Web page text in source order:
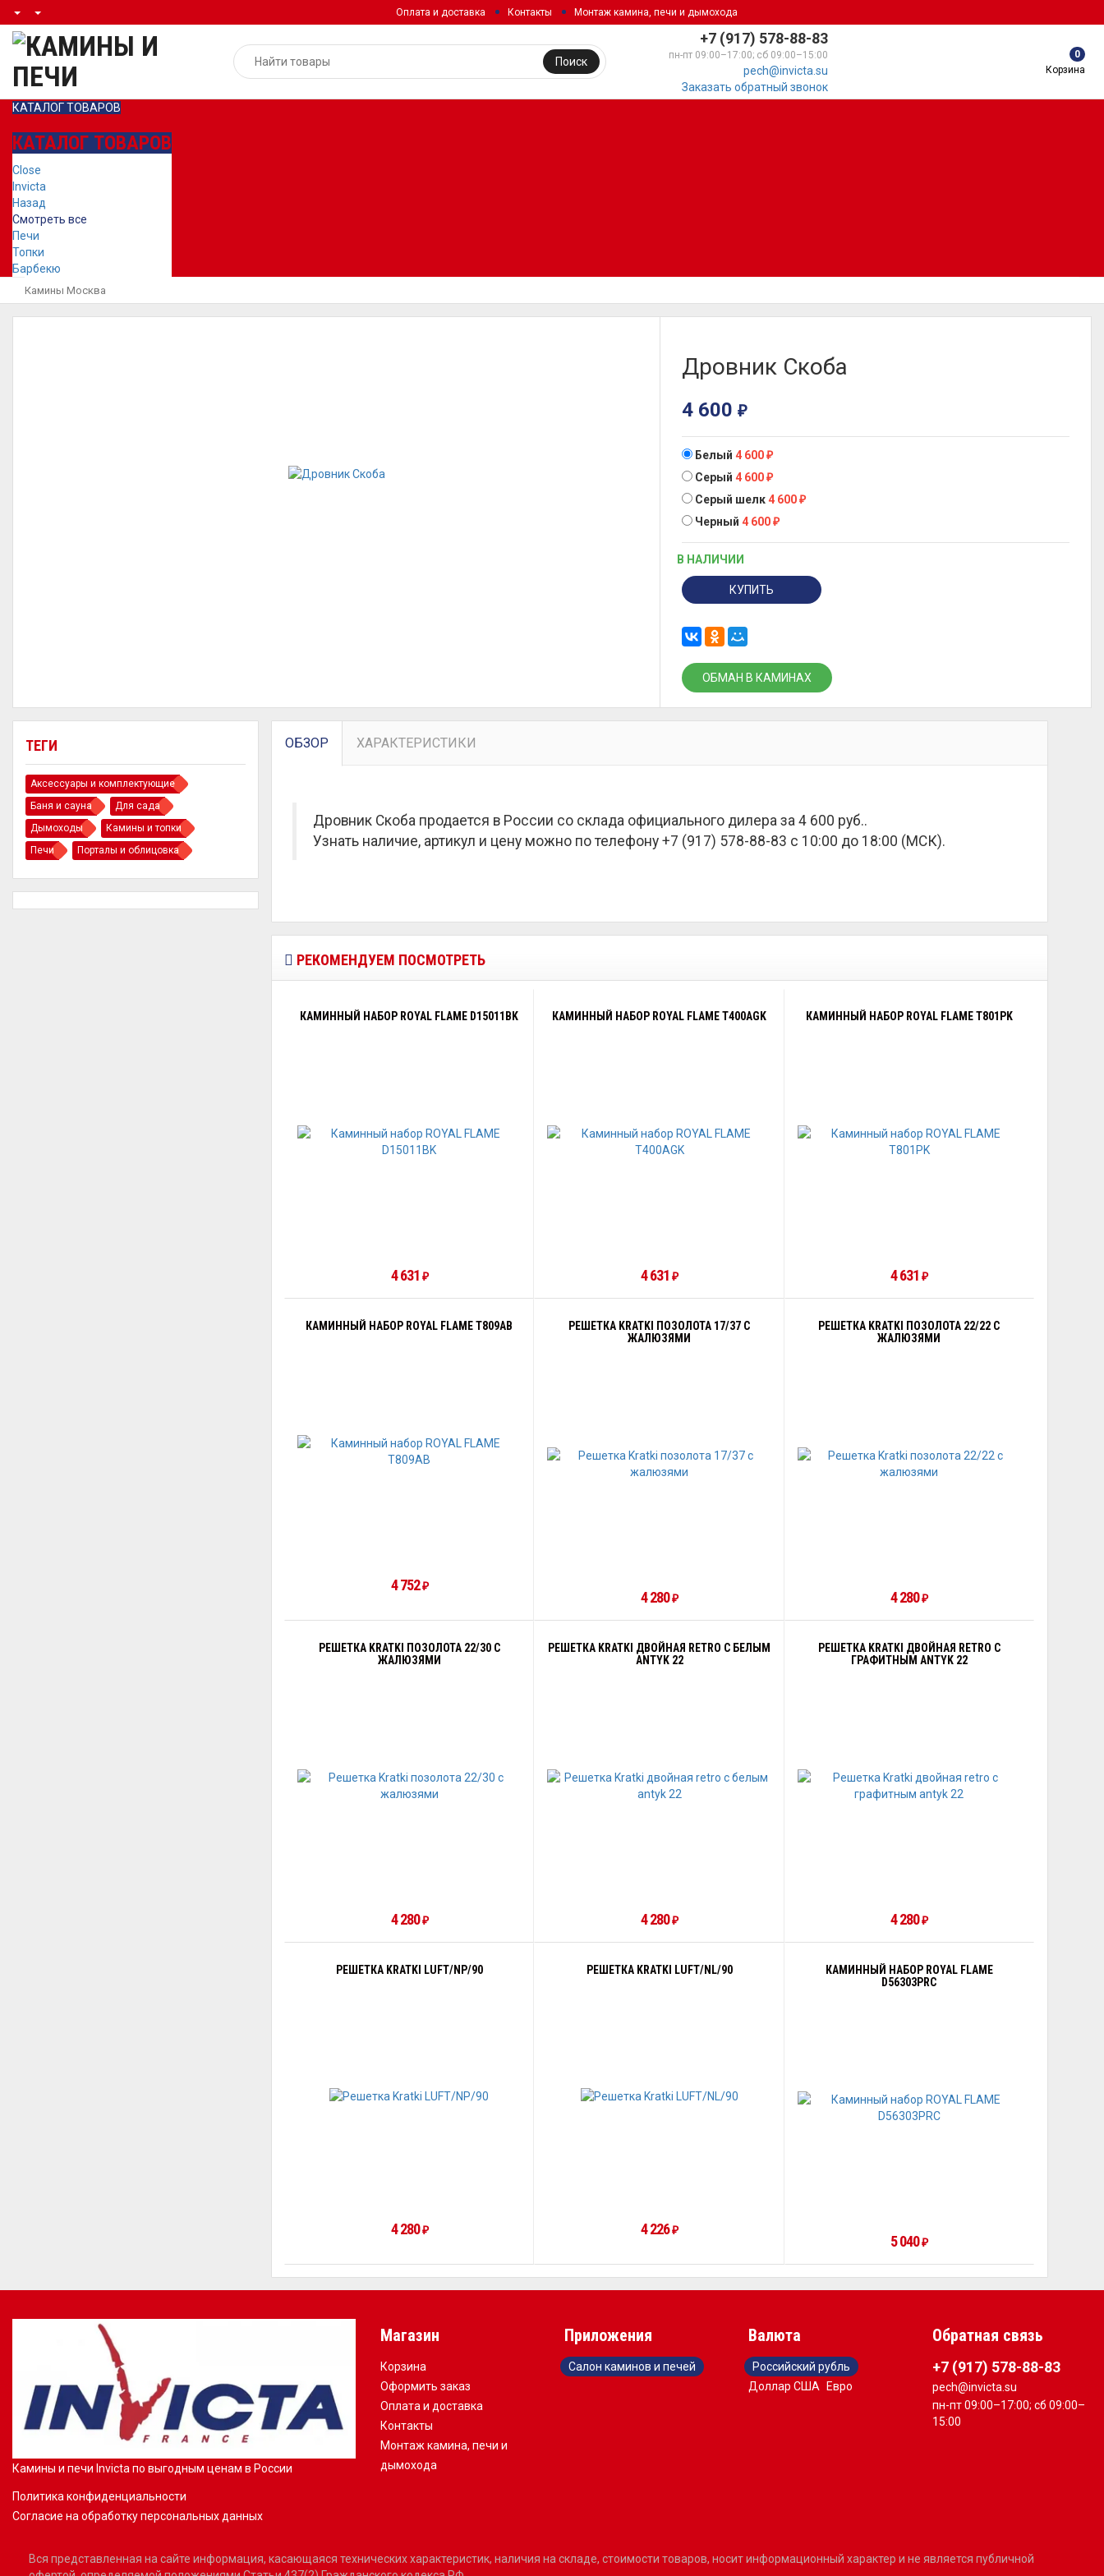
Оплата и доставка Контакты Монтаж камина, печи и дымохода
+7 (917) 578-88-83
пн-пт 09:00–17:00; сб 09:00–15:00
pech@invicta.su
Заказать обратный звонок
Поиск
0
Корзина
КАТАЛОГ ТОВАРОВ
КАТАЛОГ ТОВАРОВ
Close
Invicta
Назад
Смотреть все
Печи
Топки
Барбекю
Камины Москва
Дровник Скоба
4 600₽
Белый 4 600₽
Серый 4 600₽
Серый шелк4 600₽
Черный 4 600₽
В НАЛИЧИИ
КУПИТЬ
ОБМАН В КАМИНАХ
ТЕГИ
Аксессуары и комплектующие
Баня и сауна
Для сада
Дымоходы
Камины и топки
Печи
Порталы и облицовка
ОБЗОР ХАРАКТЕРИСТИКИ
Дровник Скоба продается в России со склада официального дилера за 4 600 руб..
Узнать наличие, артикул и цену можно по телефону +7 (917) 578-88-83 с 10:00 до 18:00 (МСК).
РЕКОМЕНДУЕМ ПОСМОТРЕТЬ
КАМИННЫЙ НАБОР ROYAL FLAME D15011BK
4 631 ₽
КАМИННЫЙ НАБОР ROYAL FLAME T400AGK
4 631₽
КАМИННЫЙ НАБОР ROYAL FLAME T801PK
4 631₽
КАМИННЫЙ НАБОР ROYAL FLAME T809AB
4 752₽
РЕШЕТКА KRATKI ПОЗОЛОТА 17/37 С
ЖАЛЮЗЯМИ
4 280₽
РЕШЕТКА KRATKI ПОЗОЛОТА 22/22 С
ЖАЛЮЗЯМИ
4 280₽
РЕШЕТКА KRATKI ПОЗОЛОТА 22/30 С
ЖАЛЮЗЯМИ
4 280₽
РЕШЕТКА KRATKI ДВОЙНАЯ RETRO С БЕЛЫМ
ANTYK 22
4 280₽
РЕШЕТКА KRATKI ДВОЙНАЯ RETRO С
ГРАФИТНЫМ ANTYK 22
4 280₽
РЕШЕТКА KRATKI LUFT/NP/90
4 280₽
РЕШЕТКА KRATKI LUFT/NL/90
4 226₽
КАМИННЫЙ НАБОР ROYAL FLAME
D56303PRC
5 040₽
Камины и печи Invicta по выгодным ценам в России
Политика конфиденциальности
Согласие на обработку персональных данных
Магазин
Корзина
Оформить заказ
Оплата и доставка
Контакты
Монтаж камина, печи и
дымохода
Приложения
Салон каминов и печей
Валюта
Российский рубль
Доллар США
Евро
Обратная связь
+7 (917) 578-88-83
pech@invicta.su
пн-пт 09:00–17:00; сб 09:00–
15:00
Вся представленная на сайте информация, касающаяся технических характеристик, наличия на складе, стоимости товаров, носит информационный характер и не является публичной